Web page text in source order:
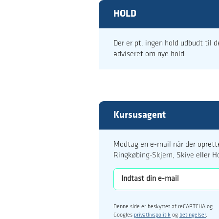
HOLD
Der er pt. ingen hold udbudt til
adviseret om nye hold.
Kursusagent
Modtag en e-mail når der
Ringkøbing-Skjern, Skive eller
Denne side er beskyttet af reCAPTCHA og
Googles privatlivspolitik og betingelser.